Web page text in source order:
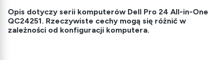
Opis dotyczy serii komputerów Dell Pro 24 All-in-One
QC24251. Rzeczywiste cechy mogą się różnić w
zależności od konfiguracji komputera.